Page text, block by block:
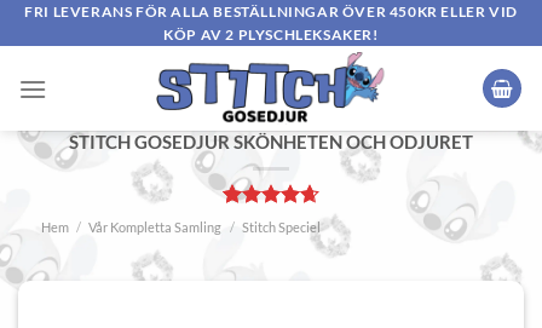
Skip
to
FRI LEVERANS FÖR ALLA BESTÄLLNINGAR ÖVER 450KR ELLER VID
KÖP AV 2 PLYSCHLEKSAKER!
STITCH GOSEDJUR SKÖNHETEN OCH ODJURET
Betygsatt
2
kundrecensioner
Hem / Vår Kompletta Samling / Stitch Speciella Gosedjur